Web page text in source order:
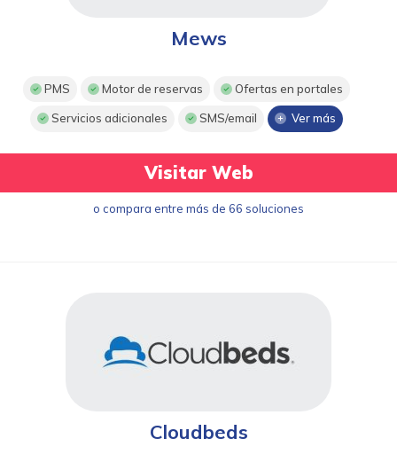
Mews
PMS Motor de reservas Ofertas en portales
Servicios adicionales SMS/email Ver más
Visitar Web
o compara entre más de 66 soluciones
Cloudbeds